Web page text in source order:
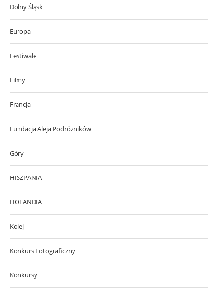
Dolny Śląsk
Europa
Festiwale
Filmy
Francja
Fundacja Aleja Podróżników
Góry
HISZPANIA
HOLANDIA
Kolej
Konkurs Fotograficzny
Konkursy